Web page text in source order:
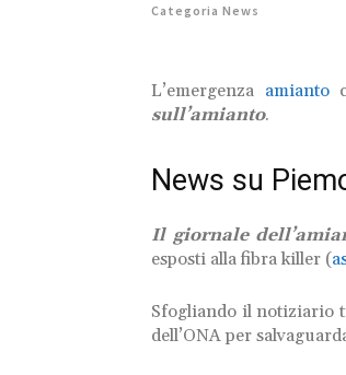
Categoria News
L’emergenza amianto
sull’amianto.
News su
Il giornale
esposti alla fibra killer (
Sfogliando il notiziario
dell’ONA per